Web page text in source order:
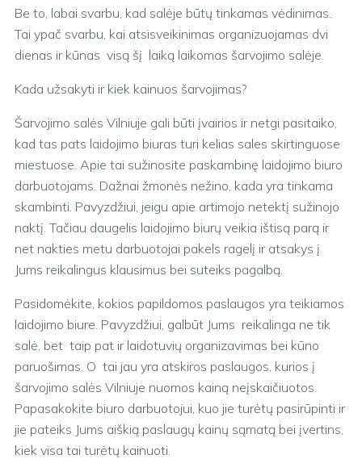
Be to, labai svarbu, kad salėje būtų tinkamas vėdinimas.
Tai ypač svarbu, kai atsisveikinimas organizuojamas dvi
dienas ir kūnas visą šį laiką laikomas šarvojimo salėje.
Kada užsakyti ir kiek kainuos šarvojimas?
Šarvojimo salės Vilniuje gali būti įvairios ir netgi pasitaiko,
kad tas pats laidojimo biuras turi kelias sales skirtinguose
miestuose. Apie tai sužinosite paskambinę laidojimo biuro
darbuotojams. Dažnai žmonės nežino, kada yra tinkama
skambinti. Pavyzdžiui, jeigu apie artimojo netektį sužinojo
naktį. Tačiau daugelis laidojimo biurų veikia ištisą parą ir
net nakties metu darbuotojai pakels ragelį ir atsakys į
Jums reikalingus klausimus bei suteiks pagalbą.
Pasidomėkite, kokios papildomos paslaugos yra teikiamos
laidojimo biure. Pavyzdžiui, galbūt Jums reikalinga ne tik
salė, bet taip pat ir laidotuvių organizavimas bei kūno
paruošimas. O tai jau yra atskiros paslaugos, kurios į
šarvojimo salės Vilniuje nuomos kainą neįskaičiuotos.
Papasakokite biuro darbuotojui, kuo jie turėtų pasirūpinti ir
jie pateiks Jums aiškią paslaugų kainų sąmatą bei įvertins,
kiek visa tai turėtų kainuoti.